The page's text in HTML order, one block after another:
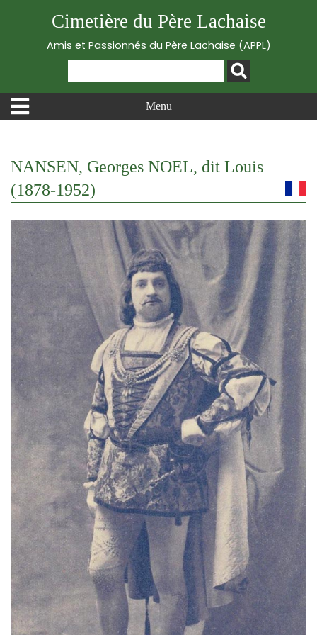
Cimetière du Père Lachaise
Amis et Passionnés du Père Lachaise (APPL)
Menu
NANSEN, Georges NOEL, dit Louis
(1878-1952)